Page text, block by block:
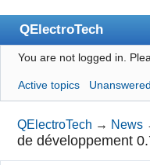
QElectroTech
Index
User list
Search
Register
You are not logged in.
Active topics
QElectroTech → News
de développement